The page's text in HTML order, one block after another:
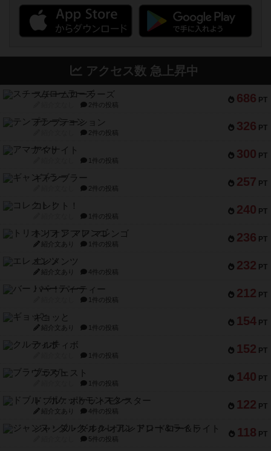
アクセス数 急上昇中
686 PT
スチームローラーズ
2件の投稿
326 PT
テンプテーション
2件の投稿
300 PT
アマナイト
1件の投稿
257 PT
ギャンブラー
2件の投稿
240 PT
コレクト！
1件の投稿
236 PT
トリオンフ ア マレンゴ
紹介文あり 1件の投稿
232 PT
エレメンツ
紹介文あり 4件の投稿
212 PT
バー！パーティー
1件の投稿
154 PT
ギョッと
紹介文あり 1件の投稿
152 PT
クルティボ
1件の投稿
140 PT
ブラヴェスト
1件の投稿
122 PT
ドブル：ポケットモンスター
紹介文あり 4件の投稿
118 PT
ジャンヌ・ダルク-オルレアン ドロー＆ライト
5件の投稿